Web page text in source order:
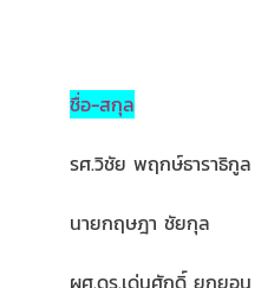
ชื่อ-สกุล
รศ.วิชัย พฤกษ์ธาราธิกูล
นายกฤษฎา ชัยกุล
ผศ.ดร.เด่นศักดิ์ ยกยอน